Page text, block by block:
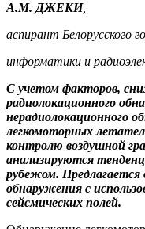
А.М. ДЖЕКИ,
аспирант Белорусского
информатики и
С учетом факторов,
радиолокационного
нерадиолокационного
легкомоторных
контролю воздушной
анализируются
рубежом. Предлагается
обнаружения с
сейсмических полей.